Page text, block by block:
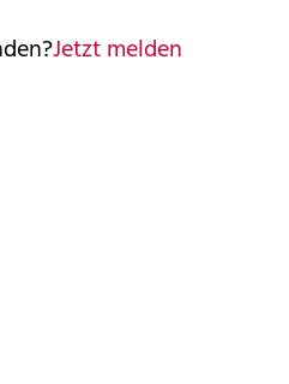
Jetzt melden